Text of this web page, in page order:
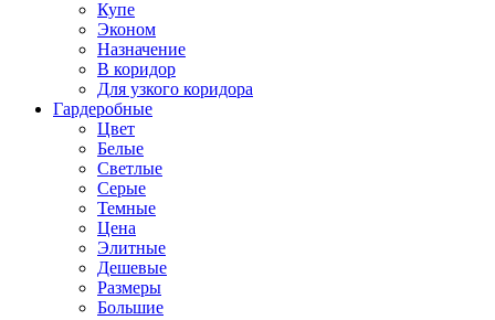
Купе
Эконом
Назначение
В коридор
Для узкого коридора
Гардеробные
Цвет
Белые
Светлые
Серые
Темные
Цена
Элитные
Дешевые
Размеры
Большие